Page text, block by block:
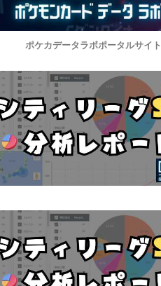
ポケカデータラボポータルサイト